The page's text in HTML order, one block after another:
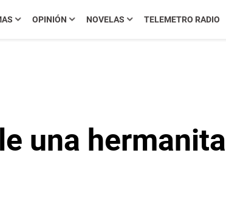
OPINIÓN NOVELAS TELEMETRO RADIO
una